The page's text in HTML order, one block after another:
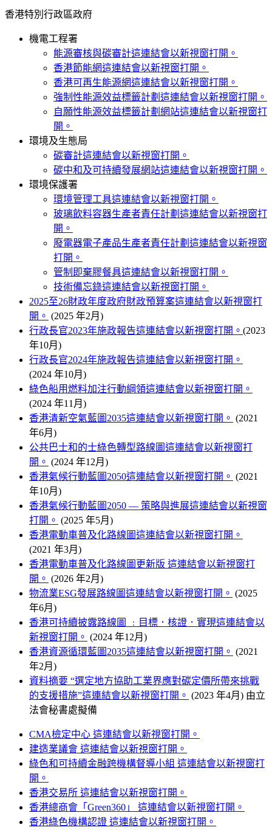
香港特別行政區政府
機電工程署
能源審核與碳審計這連結會以新視窗打開。
香港節能網這連結會以新視窗打開。
香港可再生能源網這連結會以新視窗打開。
強制性能源效益標籤計劃 這連結會以新視窗打開。
自願性能源效益標籤計劃網站這連結會以新視窗打
開。
環境及生態局
碳審計這連結會以新視窗打開。
碳中和及可持續發展網站這連結會以新視窗打開。
環境保護署
環境管理工具這連結會以新視窗打開。
玻璃飲料容器生產者責任計劃 這連結會以新視窗打
開。
廢電器電子產品生產者責任計劃 這連結會以新視窗
打開。
管制即棄膠餐具這連結會以新視窗打開。
技術備忘錄這連結會以新視窗打開。
2025至26財政年度政府財政預算案這連結會以新視窗打
開。 (2025 年2月)
行政長官2023年施政報告這連結會以新視窗打開。 (2023
年10月)
行政長官2024年施政報告這連結會以新視窗打開。
(2024 年10月)
綠色船用燃料加注行動綱領這連結會以新視窗打開。
(2024 年11月)
香港清新空氣藍圖2035這連結會以新視窗打開。 (2021
年6月)
公共巴士和的士綠色轉型路線圖這連結會以新視窗打
開。 (2024 年12月)
香港氣候行動藍圖2050這連結會以新視窗打開。 (2021
年10月)
香港氣候行動藍圖2050 — 策略與進展這連結會以新視窗
打開。 (2025 年5月)
香港電動車普及化路線圖這連結會以新視窗打開。
(2021 年3月)
香港電動車普及化路線圖更新版 這連結會以新視窗打
開。 (2026 年2月)
物流業ESG發展路線圖這連結會以新視窗打開。 (2025
年6月)
香港可持續披露路線圖 ﹕目標．核證．實現這連結會以
新視窗打開。 (2024 年12月)
香港資源循環藍圖2035這連結會以新視窗打開。 (2021
年2月)
資料摘要 “選定地方協助工業界應對碳定價所帶來挑戰
的支援措施”這連結會以新視窗打開。 (2023 年4月) 由立
法會秘書處擬備
CMA檢定中心 這連結會以新視窗打開。
建造業議會 這連結會以新視窗打開。
綠色和可持續金融跨機構督導小組 這連結會以新視窗打
開。
香港交易所 這連結會以新視窗打開。
香港總商會「Green360」 這連結會以新視窗打開。
香港綠色機構認證 這連結會以新視窗打開。